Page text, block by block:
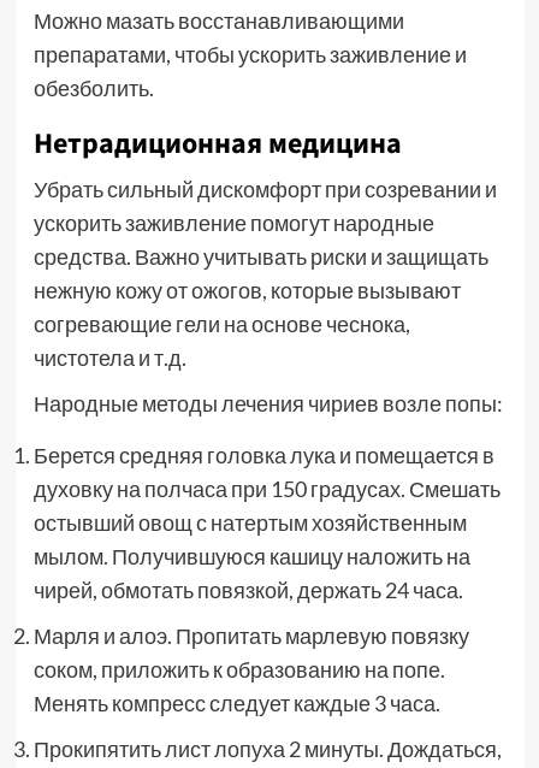
Можно мазать восстанавливающими
препаратами, чтобы ускорить заживление и
обезболить.
Нетрадиционная медицина
Убрать сильный дискомфорт при созревании и
ускорить заживление помогут народные
средства. Важно учитывать риски и защищать
нежную кожу от ожогов, которые вызывают
согревающие гели на основе чеснока,
чистотела и т.д.
Народные методы лечения чириев возле попы:
Берется средняя головка лука и помещается в
духовку на полчаса при 150 градусах. Смешать
остывший овощ с натертым хозяйственным
мылом. Получившуюся кашицу наложить на
чирей, обмотать повязкой, держать 24 часа.
Марля и алоэ. Пропитать марлевую повязку
соком, приложить к образованию на попе.
Менять компресс следует каждые 3 часа.
Прокипятить лист лопуха 2 минуты. Дождаться,